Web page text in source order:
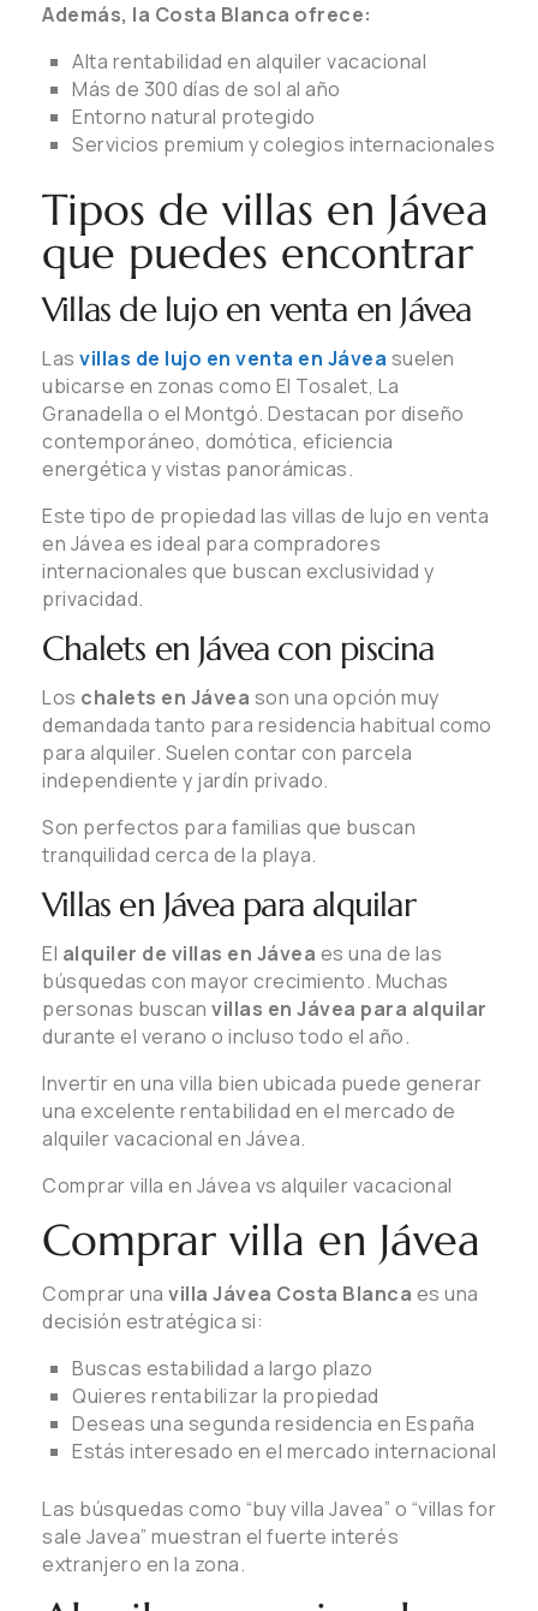
Además, la Costa Blanca ofrece:
Alta rentabilidad en alquiler vacacional
Más de 300 días de sol al año
Entorno natural protegido
Servicios premium y colegios internacionales
Tipos de villas en Jávea
que puedes encontrar
Villas de lujo en venta en Jávea
Las villas de lujo en venta en Jávea suelen
ubicarse en zonas como El Tosalet, La
Granadella o el Montgó. Destacan por diseño
contemporáneo, domótica, eficiencia
energética y vistas panorámicas.
Este tipo de propiedad las villas de lujo en venta
en Jávea es ideal para compradores
internacionales que buscan exclusividad y
privacidad.
Chalets en Jávea con piscina
Los chalets en Jávea son una opción muy
demandada tanto para residencia habitual como
para alquiler. Suelen contar con parcela
independiente y jardín privado.
Son perfectos para familias que buscan
tranquilidad cerca de la playa.
Villas en Jávea para alquilar
El alquiler de villas en Jávea es una de las
búsquedas con mayor crecimiento. Muchas
personas buscan villas en Jávea para alquilar
durante el verano o incluso todo el año.
Invertir en una villa bien ubicada puede generar
una excelente rentabilidad en el mercado de
alquiler vacacional en Jávea.
Comprar villa en Jávea vs alquiler vacacional
Comprar villa en Jávea
Comprar una villa Jávea Costa Blanca es una
decisión estratégica si:
Buscas estabilidad a largo plazo
Quieres rentabilizar la propiedad
Deseas una segunda residencia en España
Estás interesado en el mercado internacional
Las búsquedas como “buy villa Javea” o “villas for
sale Javea” muestran el fuerte interés
extranjero en la zona.